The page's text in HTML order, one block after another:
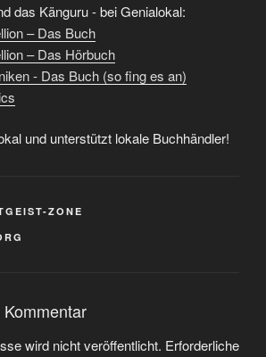
das Känguru - bei Genialokal:
– Das Buch
– Das Hörbuch
- Das Buch (so fing es an)
und unterstützt lokale Buchhändler!
ZONE
wird nicht veröffentlicht. Erforderliche